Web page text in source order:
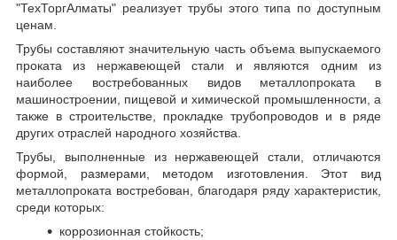
"ТехТоргАлматы" реализует трубы этого типа по доступным
ценам.
Трубы составляют значительную часть объема выпускаемого
проката из нержавеющей стали и являются одним из
наиболее востребованных видов металлопроката в
машиностроении, пищевой и химической промышленности, а
также в строительстве, прокладке трубопроводов и в ряде
других отраслей народного хозяйства.
Трубы, выполненные из нержавеющей стали, отличаются
формой, размерами, методом изготовления. Этот вид
металлопроката востребован, благодаря ряду характеристик,
среди которых:
коррозионная стойкость;